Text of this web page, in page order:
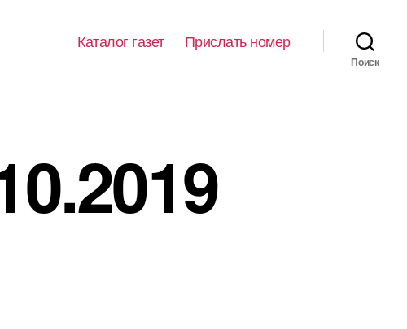
Каталог газет Прислать номер
Поиск